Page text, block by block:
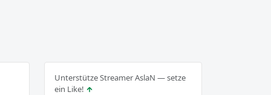
Unterstütze Streamer AslaN — setze
ein Like!